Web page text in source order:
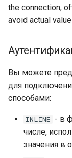
the connection,
avoid actual
Вы можете
для
способами:
INLINE - в
числе,
значения в